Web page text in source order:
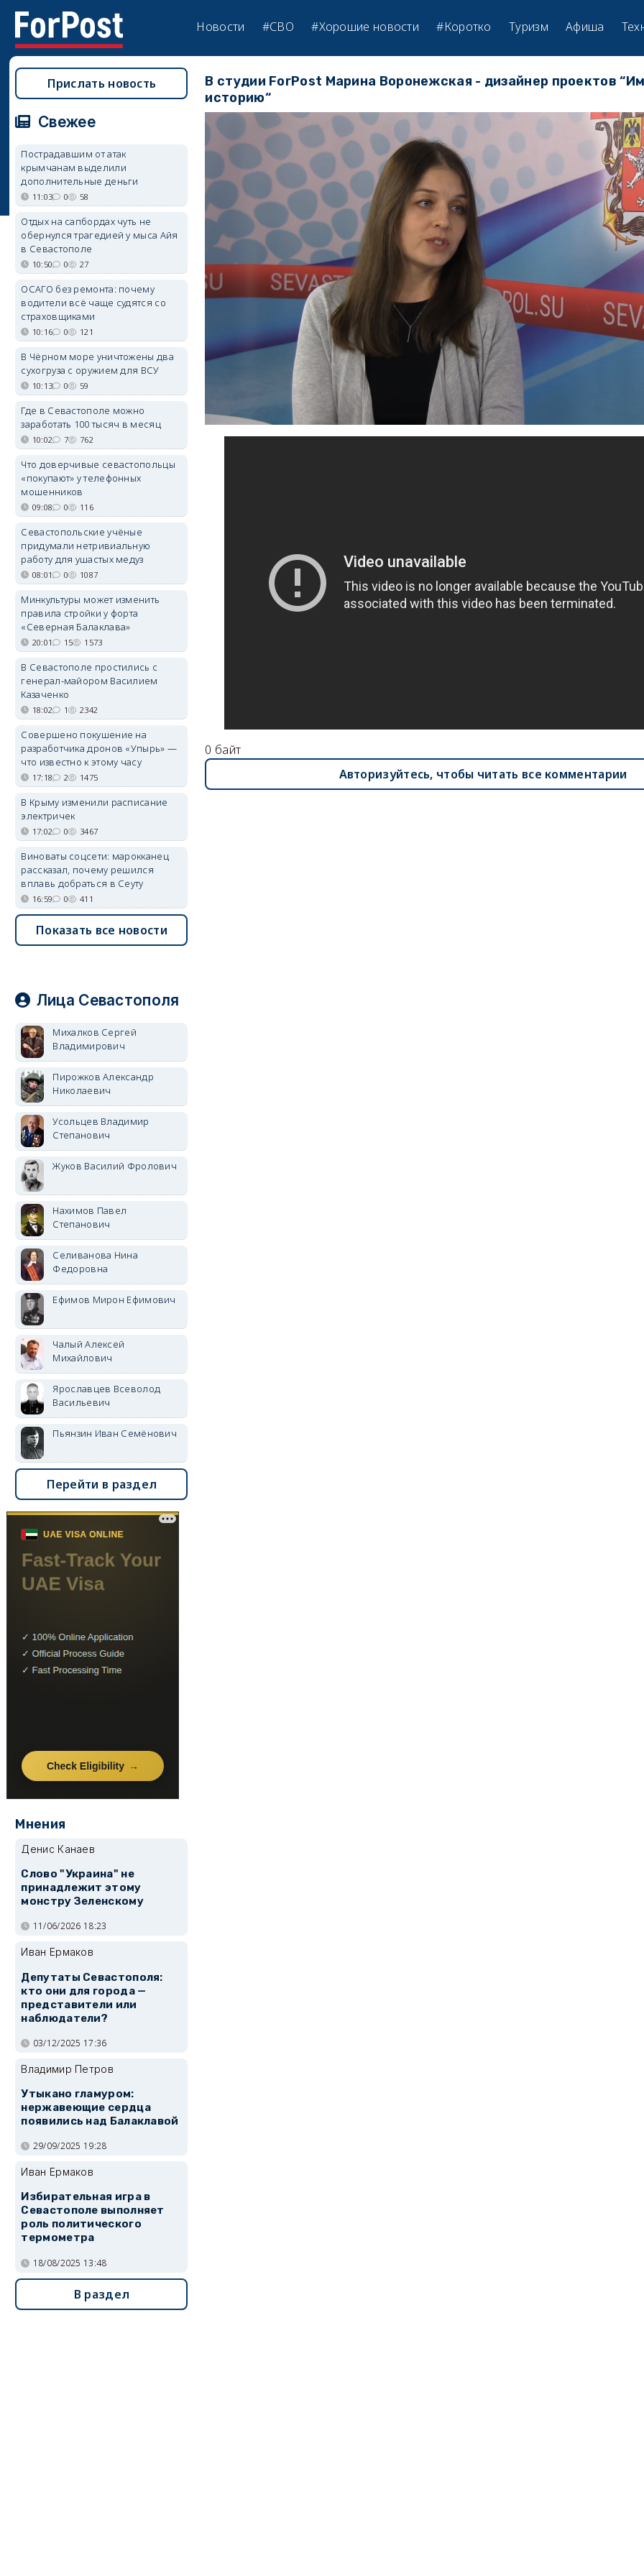
Новости #СВО #Хорошие новости #Коротко Туризм Афиша
В студии ForPost Марина Воронежская - дизайнер проектов
историю“
0 байт
Авторизуйтесь, чтобы читать все комментарии
Прислать новость
Свежее
Пострадавшим от атак
крымчанам выделили
дополнительные деньги
11:03 0 58
Отдых на сапбордах чуть не
обернулся трагедией у мыса Айя
в Севастополе
10:50 0 27
ОСАГО без ремонта: почему
водители всё чаще судятся со
страховщиками
10:16 0 121
В Чёрном море уничтожены два
сухогруза с оружием для ВСУ
10:13 0 59
Где в Севастополе можно
заработать 100 тысяч в месяц
10:02 7 762
Что доверчивые севастопольцы
«покупают» у телефонных
мошенников
09:08 0 116
Севастопольские учёные
придумали нетривиальную
работу для ушастых медуз
08:01 0 1087
Минкультуры может изменить
правила стройки у форта
«Северная Балаклава»
20:01 15 1573
В Севастополе простились с
генерал-майором Василием
Казаченко
18:02 1 2342
Совершено покушение на
разработчика дронов «Упырь» —
что известно к этому часу
17:18 2 1475
В Крыму изменили расписание
электричек
17:02 0 3467
Виноваты соцсети: марокканец
рассказал, почему решился
вплавь добраться в Сеуту
16:59 0 411
Показать все новости
Лица Севастополя
Михалков Сергей
Владимирович
Пирожков Александр
Николаевич
Усольцев Владимир
Степанович
Жуков Василий Фролович
Нахимов Павел
Степанович
Селиванова Нина
Федоровна
Ефимов Мирон Ефимович
Чалый Алексей
Михайлович
Ярославцев Всеволод
Васильевич
Пьянзин Иван Семёнович
Перейти в раздел
Мнения
Денис Канаев
Слово "Украина" не
принадлежит этому
монстру Зеленскому
11/06/2026 18:23
Иван Ермаков
Депутаты Севастополя:
кто они для города —
представители или
наблюдатели?
03/12/2025 17:36
Владимир Петров
Утыкано гламуром:
нержавеющие сердца
появились над Балаклавой
29/09/2025 19:28
Иван Ермаков
Избирательная игра в
Севастополе выполняет
роль политического
термометра
18/08/2025 13:48
В раздел